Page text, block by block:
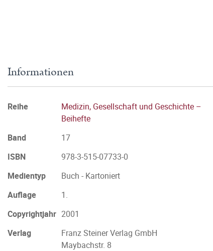
Informationen
Reihe
Medizin, Gesellschaft und Geschichte –
Beihefte
Band
17
ISBN
978-3-515-07733-0
Medientyp
Buch - Kartoniert
Auflage
1.
Copyrightjahr 2001
Verlag
Franz Steiner Verlag GmbH
Maybachstr. 8